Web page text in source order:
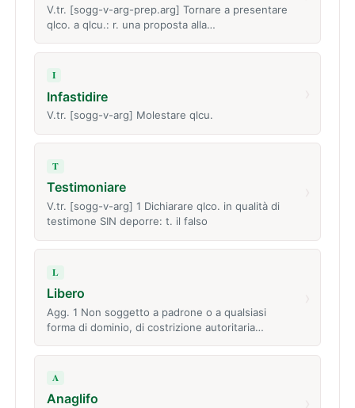
V.tr. [sogg-v-arg-prep.arg] Tornare a presentare
qlco. a qlcu.: r. una proposta alla…
I
Infastidire
V.tr. [sogg-v-arg] Molestare qlcu.
T
Testimoniare
V.tr. [sogg-v-arg] 1 Dichiarare qlco. in qualità di
testimone SIN deporre: t. il falso
L
Libero
Agg. 1 Non soggetto a padrone o a qualsiasi
forma di dominio, di costrizione autoritaria…
A
Anaglifo